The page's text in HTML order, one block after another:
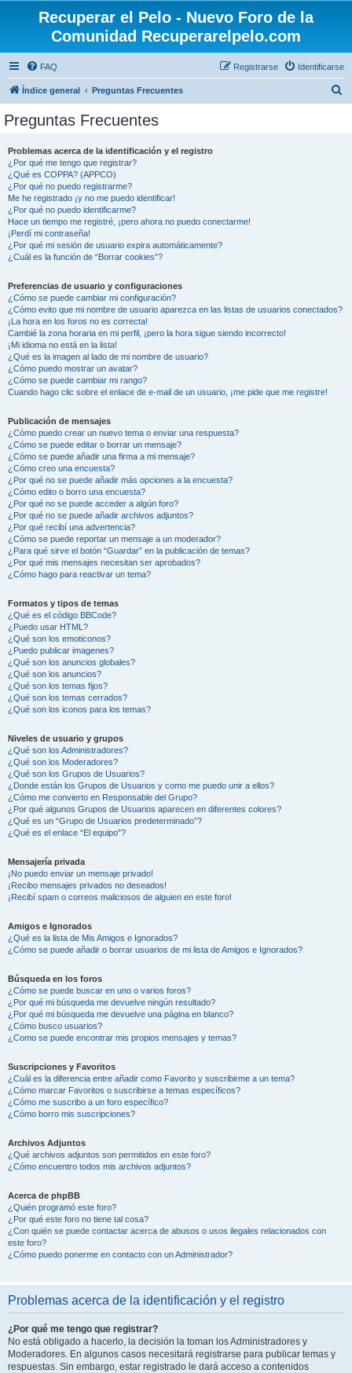
Recuperar el Pelo - Nuevo Foro de la
Comunidad Recuperarelpelo.com
FAQ Identificarse
Registrarse
Índice general Preguntas Frecuentes
Preguntas Frecuentes
Problemas acerca de la identificación y el registro
¿Por qué me tengo que registrar?
¿Qué es COPPA? (APPCO)
¿Por qué no puedo registrarme?
Me he registrado ¡y no me puedo identificar!
¿Por qué no puedo identificarme?
Hace un tiempo me registré, ¡pero ahora no puedo conectarme!
¡Perdí mi contraseña!
¿Por qué mi sesión de usuario expira automáticamente?
¿Cuál es la función de “Borrar cookies”?
Preferencias de usuario y configuraciones
¿Cómo se puede cambiar mi configuración?
¿Cómo evito que mi nombre de usuario aparezca en las listas de usuarios conectados?
¡La hora en los foros no es correcta!
Cambié la zona horaria en mi perfil, ¡pero la hora sigue siendo incorrecto!
¡Mi idioma no está en la lista!
¿Qué es la imagen al lado de mi nombre de usuario?
¿Cómo puedo mostrar un avatar?
¿Cómo se puede cambiar mi rango?
Cuando hago clic sobre el enlace de e-mail de un usuario, ¡me pide que me registre!
Publicación de mensajes
¿Cómo puedo crear un nuevo tema o enviar una respuesta?
¿Cómo se puede editar o borrar un mensaje?
¿Cómo se puede añadir una firma a mi mensaje?
¿Cómo creo una encuesta?
¿Por qué no se puede añadir más opciones a la encuesta?
¿Cómo edito o borro una encuesta?
¿Por qué no se puede acceder a algún foro?
¿Por qué no se puede añadir archivos adjuntos?
¿Por qué recibí una advertencia?
¿Cómo se puede reportar un mensaje a un moderador?
¿Para qué sirve el botón “Guardar” en la publicación de temas?
¿Por qué mis mensajes necesitan ser aprobados?
¿Cómo hago para reactivar un tema?
Formatos y tipos de temas
¿Qué es el código BBCode?
¿Puedo usar HTML?
¿Qué son los emoticonos?
¿Puedo publicar imagenes?
¿Qué son los anuncios globales?
¿Qué son los anuncios?
¿Qué son los temas fijos?
¿Qué son los temas cerrados?
¿Qué son los iconos para los temas?
Niveles de usuario y grupos
¿Qué son los Administradores?
¿Qué son los Moderadores?
¿Qué son los Grupos de Usuarios?
¿Donde están los Grupos de Usuarios y como me puedo unir a ellos?
¿Cómo me convierto en Responsable del Grupo?
¿Por qué algunos Grupos de Usuarios aparecen en diferentes colores?
¿Qué es un “Grupo de Usuarios predeterminado”?
¿Qué es el enlace “El equipo”?
Mensajería privada
¡No puedo enviar un mensaje privado!
¡Recibo mensajes privados no deseados!
¡Recibí spam o correos maliciosos de alguien en este foro!
Amigos e Ignorados
¿Qué es la lista de Mis Amigos e Ignorados?
¿Cómo se puede añadir o borrar usuarios de mi lista de Amigos e Ignorados?
Búsqueda en los foros
¿Cómo se puede buscar en uno o varios foros?
¿Por qué mi búsqueda me devuelve ningún resultado?
¿Por qué mi búsqueda me devuelve una página en blanco?
¿Cómo busco usuarios?
¿Como se puede encontrar mis propios mensajes y temas?
Suscripciones y Favoritos
¿Cuál es la diferencia entre añadir como Favorito y suscribirme a un tema?
¿Cómo marcar Favoritos o suscribirse a temas específicos?
¿Cómo me suscribo a un foro específico?
¿Cómo borro mis suscripciones?
Archivos Adjuntos
¿Qué archivos adjuntos son permitidos en este foro?
¿Cómo encuentro todos mis archivos adjuntos?
Acerca de phpBB
¿Quién programó este foro?
¿Por qué este foro no tiene tal cosa?
¿Con quién se puede contactar acerca de abusos o usos ilegales relacionados con
este foro?
¿Cómo puedo ponerme en contacto con un Administrador?
Problemas acerca de la identificación y el registro
¿Por qué me tengo que registrar?
No está obligado a hacerlo, la decisión la toman los Administradores y
Moderadores. En algunos casos necesitará registrarse para publicar temas y
respuestas. Sin embargo, estar registrado le dará acceso a contenidos